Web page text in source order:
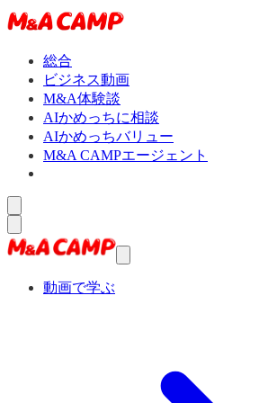
総合
ビジネス動画
M&A体験談
AIかめっちに相談
AIかめっちバリュー
M&A CAMPエージェント
動画で学ぶ